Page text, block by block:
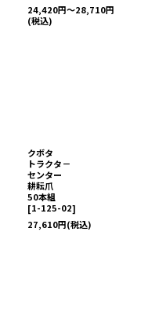
24,420円～28,710円
(税込)
クボタ
トラクタ－
センター
耕耘爪
50本組
[1-125-02]
27,610円(税込)